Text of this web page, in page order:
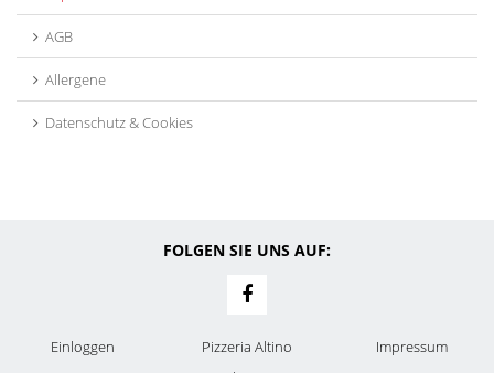
AGB
Allergene
Datenschutz & Cookies
FOLGEN SIE UNS AUF:
Einloggen
Pizzeria Altino
Impressum